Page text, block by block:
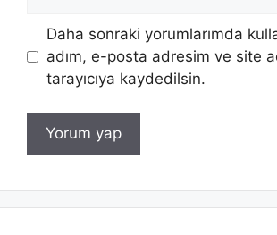
sitesi
Daha sonraki yorumlarımda
adım, e-posta adresim ve site
tarayıcıya kaydedilsin.